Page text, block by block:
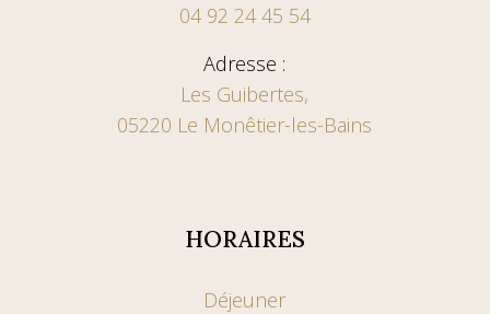
04 92 24 45 54
Adresse :
Les Guibertes,
05220 Le Monêtier-les-Bains
HORAIRES
Déjeuner